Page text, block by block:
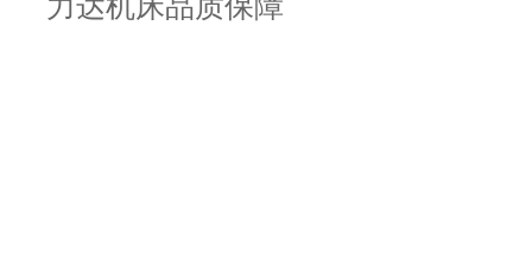
力达机床品质保障